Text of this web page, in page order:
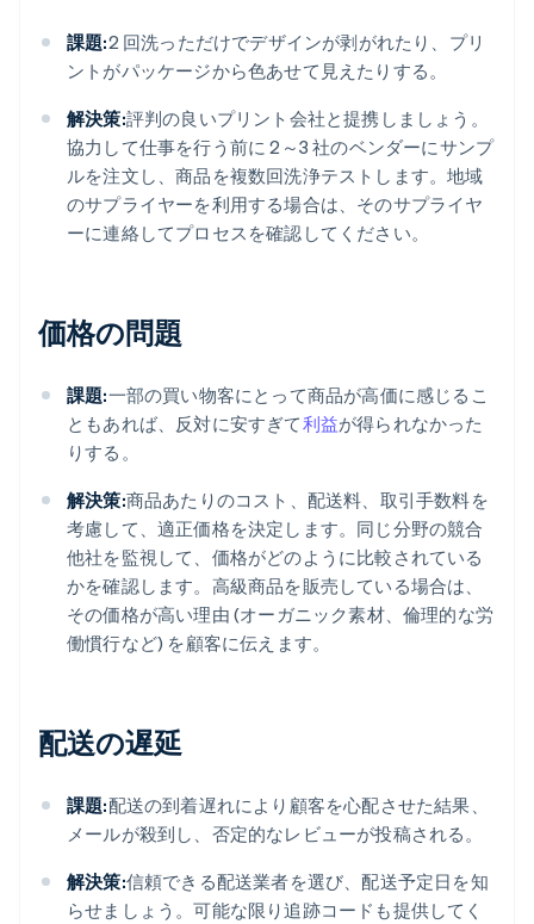
課題:2 回洗っただけでデザインが剥がれたり、プリ
ントがパッケージから色あせて見えたりする。
解決策:評判の良いプリント会社と提携しましょう。
協力して仕事を行う前に 2～3 社のベンダーにサンプ
ルを注文し、商品を複数回洗浄テストします。地域
のサプライヤーを利用する場合は、そのサプライヤ
ーに連絡してプロセスを確認してください。
価格の問題
課題:一部の買い物客にとって商品が高価に感じるこ
ともあれば、反対に安すぎて利益が得られなかった
りする。
解決策:商品あたりのコスト、配送料、取引手数料を
考慮して、適正価格を決定します。同じ分野の競合
他社を監視して、価格がどのように比較されている
かを確認します。高級商品を販売している場合は、
その価格が高い理由 (オーガニック素材、倫理的な労
働慣行など) を顧客に伝えます。
配送の遅延
課題:配送の到着遅れにより顧客を心配させた結果、
メールが殺到し、否定的なレビューが投稿される。
解決策:信頼できる配送業者を選び、配送予定日を知
らせましょう。可能な限り追跡コードも提供してく